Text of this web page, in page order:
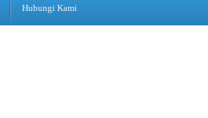
Hubungi Kami